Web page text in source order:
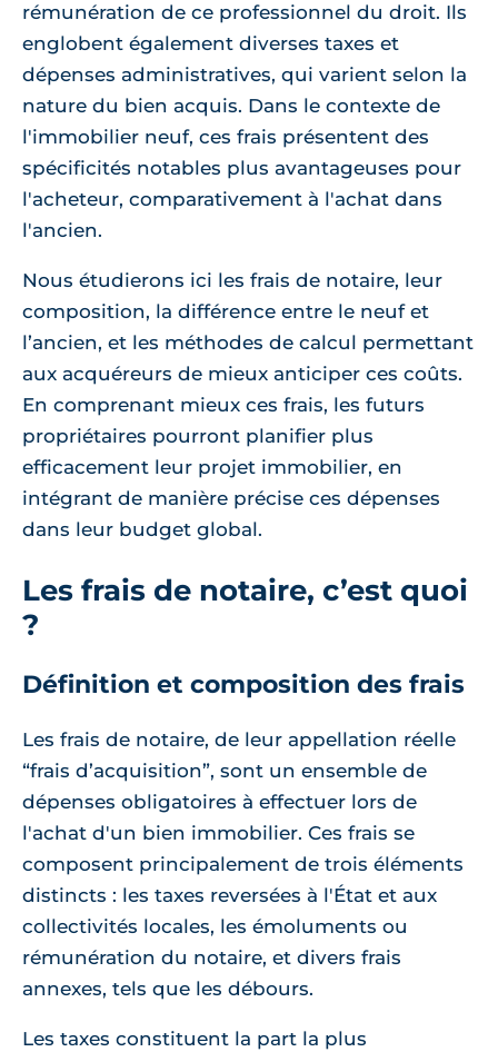
rémunération de ce professionnel du droit. Ils
englobent également diverses taxes et
dépenses administratives, qui varient selon la
nature du bien acquis. Dans le contexte de
l'immobilier neuf, ces frais présentent des
spécificités notables plus avantageuses pour
l'acheteur, comparativement à l'achat dans
l'ancien.
Nous étudierons ici les frais de notaire, leur
composition, la différence entre le neuf et
l’ancien, et les méthodes de calcul permettant
aux acquéreurs de mieux anticiper ces coûts.
En comprenant mieux ces frais, les futurs
propriétaires pourront planifier plus
efficacement leur projet immobilier, en
intégrant de manière précise ces dépenses
dans leur budget global.
Les frais de notaire, c’est quoi
?
Définition et composition des frais
Les frais de notaire, de leur appellation réelle
“frais d’acquisition”, sont un ensemble de
dépenses obligatoires à effectuer lors de
l'achat d'un bien immobilier. Ces frais se
composent principalement de trois éléments
distincts : les taxes reversées à l'État et aux
collectivités locales, les émoluments ou
rémunération du notaire, et divers frais
annexes, tels que les débours.
Les taxes constituent la part la plus